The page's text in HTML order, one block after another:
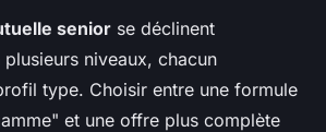
senior se déclinent
niveaux, chacun
type. Choisir entre une formule
et une offre plus complète